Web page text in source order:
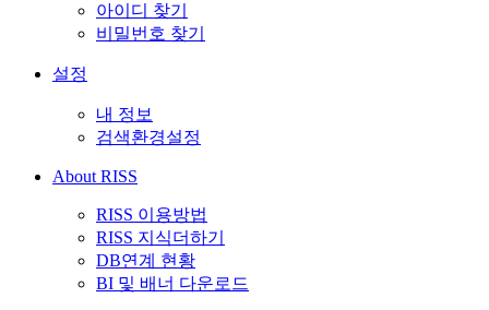
아이디 찾기
비밀번호 찾기
설정
내 정보
검색환경설정
About RISS
RISS 이용방법
RISS 지식더하기
DB연계 현황
BI 및 배너 다운로드